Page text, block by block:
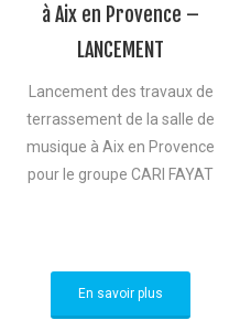
à Aix en Provence –
LANCEMENT
Lancement des travaux de
terrassement de la salle de
musique à Aix en Provence
pour le groupe CARI FAYAT
En savoir plus